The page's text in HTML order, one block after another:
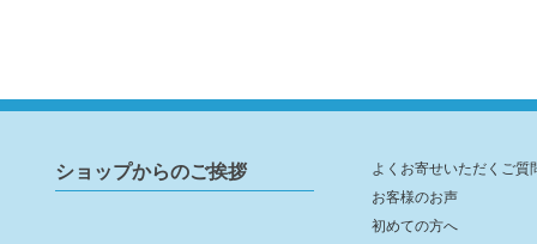
ショップからのご挨拶
よくお寄せいただくご質
お客様のお声
初めての方へ